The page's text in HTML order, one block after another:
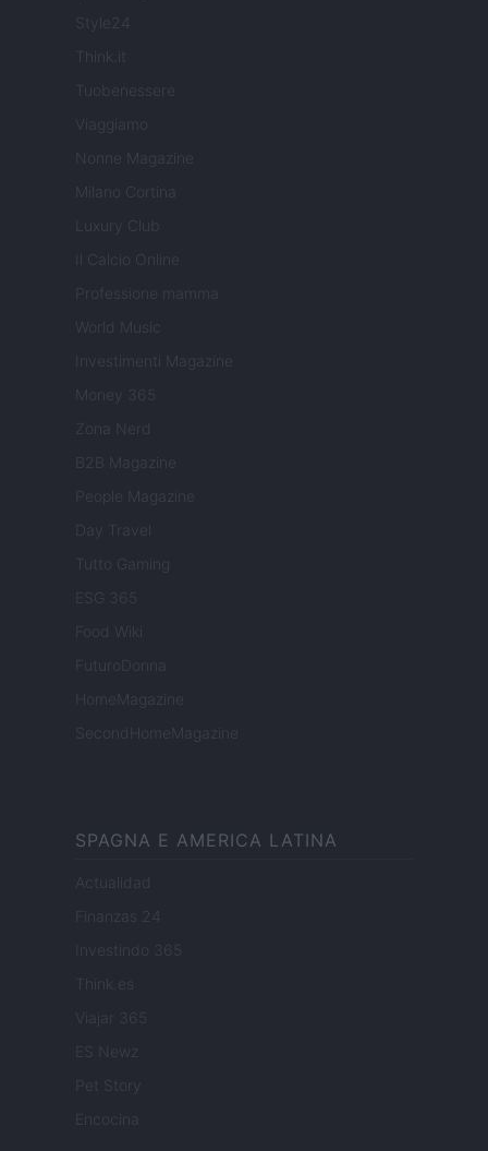
Style24
Think.it
Tuobenessere
Viaggiamo
Nonne Magazine
Milano Cortina
Luxury Club
Il Calcio Online
Professione mamma
World Music
Investimenti Magazine
Money 365
Zona Nerd
B2B Magazine
People Magazine
Day Travel
Tutto Gaming
ESG 365
Food Wiki
FuturoDonna
HomeMagazine
SecondHomeMagazine
SPAGNA E AMERICA LATINA
Actualidad
Finanzas 24
Investindo 365
Think.es
Viajar 365
ES Newz
Pet Story
Encocina